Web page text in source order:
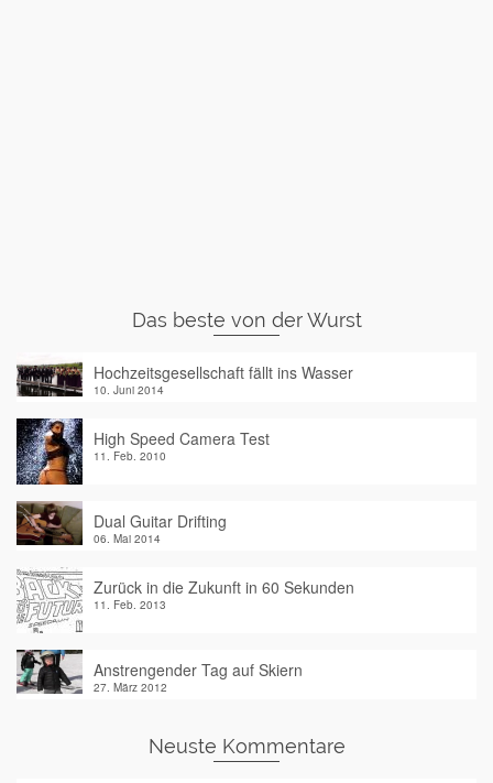
Das beste von der Wurst
Hochzeitsgesellschaft fällt ins Wasser
10. Juni 2014
High Speed Camera Test
11. Feb. 2010
Dual Guitar Drifting
06. Mai 2014
Zurück in die Zukunft in 60 Sekunden
11. Feb. 2013
Anstrengender Tag auf Skiern
27. März 2012
Neuste Kommentare